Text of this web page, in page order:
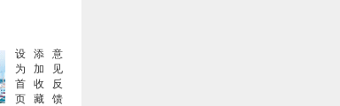
设
为
首
页
添
加
收
藏
意
见
反
馈